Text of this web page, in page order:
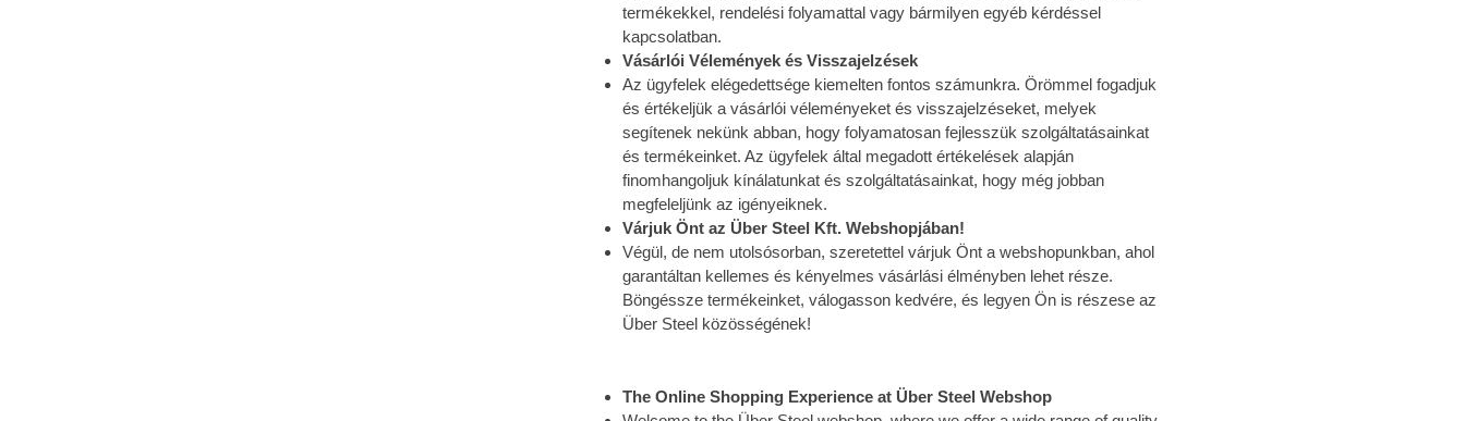
termékekkel, rendelési folyamattal vagy bármilyen egyéb kérdéssel
kapcsolatban.
Vásárlói Vélemények és Visszajelzések
Az ügyfelek elégedettsége kiemelten fontos számunkra. Örömmel fogadjuk
és értékeljük a vásárlói véleményeket és visszajelzéseket, melyek
segítenek nekünk abban, hogy folyamatosan fejlesszük szolgáltatásainkat
és termékeinket. Az ügyfelek által megadott értékelések alapján
finomhangoljuk kínálatunkat és szolgáltatásainkat, hogy még jobban
megfeleljünk az igényeiknek.
Várjuk Önt az Über Steel Kft. Webshopjában!
Végül, de nem utolsósorban, szeretettel várjuk Önt a webshopunkban, ahol
garantáltan kellemes és kényelmes vásárlási élményben lehet része.
Böngéssze termékeinket, válogasson kedvére, és legyen Ön is részese az
Über Steel közösségének!
The Online Shopping Experience at Über Steel Webshop